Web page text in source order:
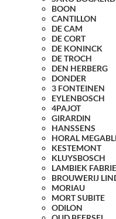
BOON
CANTILLON
DE CAM
DE CORT
DE KONINCK
DE TROCH
DEN HERBERG
DONDER
3 FONTEINEN
EYLENBOSCH
4PAJOT
GIRARDIN
HANSSENS
HORAL
KESTEMONT
KLUYSBOSCH
LAMBIEK
BROUWERIJ
MORIAU
MORT SUBITE
ODILON